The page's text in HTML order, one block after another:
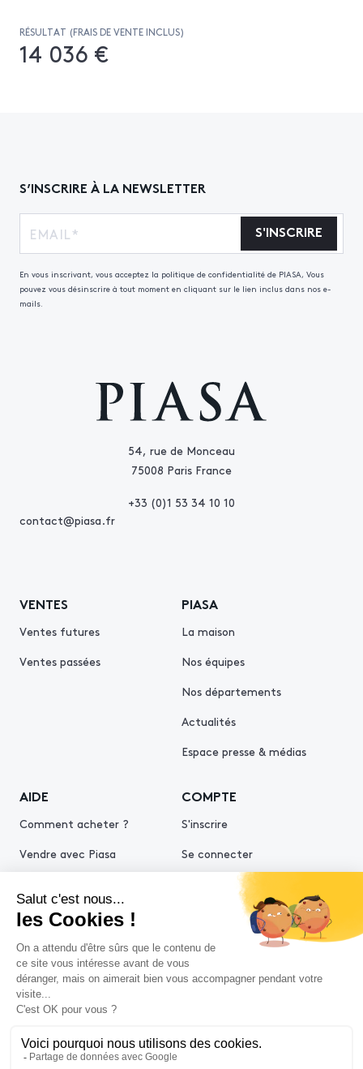
RÉSULTAT (FRAIS DE VENTE INCLUS)
14 036 €
54, rue de Monceau
75008 Paris France
+33 (0)1 53 34 10 10
contact@piasa.fr
VENTES
Ventes futures
Ventes passées
PIASA
La maison
Nos équipes
Nos départements
Actualités
Espace presse & médias
AIDE
Comment acheter ?
Vendre avec Piasa
COMPTE
S'inscrire
Se connecter
S’INSCRIRE À LA NEWSLETTER
S'INSCRIRE
En vous inscrivant, vous acceptez la politique de confidentialité de PIASA, Vous
pouvez vous désinscrire à tout moment en cliquant sur le lien inclus dans nos e-
mails.
Politiques de confidentialitéPolitique cookies
Conditions générales d'utilisation